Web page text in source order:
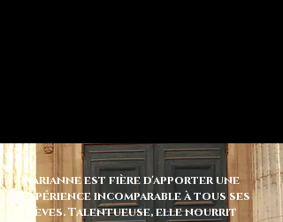
Marianne est fière d'apporter une
expérience incomparable à tous ses
élèves. Talentueuse, elle nourrit